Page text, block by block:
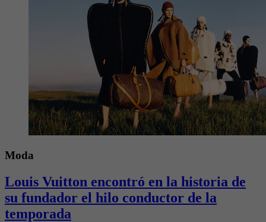
Moda
Louis Vuitton encontró en la historia de
su fundador el hilo conductor de la
temporada